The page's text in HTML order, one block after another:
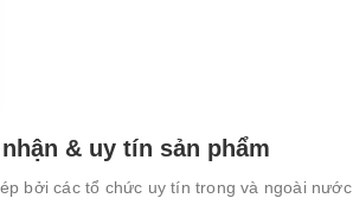
& uy tín sản phẩm
bởi các tổ chức uy tín trong và ngoài nước
XEM CHI TIẾT